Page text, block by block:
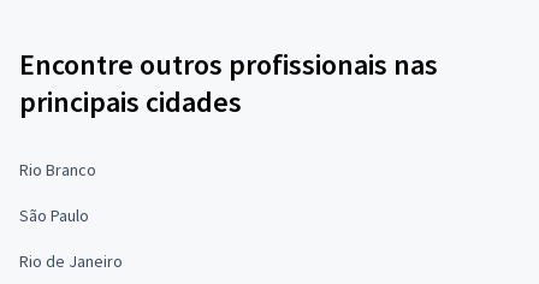
Encontre outros profissionais nas
principais cidades
Rio Branco
São Paulo
Rio de Janeiro